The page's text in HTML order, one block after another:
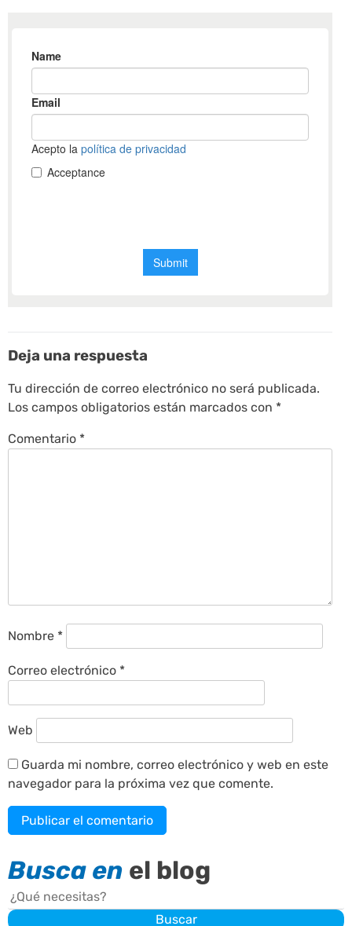
Deja una respuesta
Tu dirección de correo electrónico no será publicada.
Los campos obligatorios están marcados con *
Comentario *
Nombre *
Correo electrónico *
Web
Guarda mi nombre, correo electrónico y web en este
navegador para la próxima vez que comente.
Busca en el blog
Buscar
Buscar